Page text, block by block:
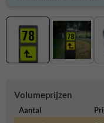
Volumeprijzen
Aantal